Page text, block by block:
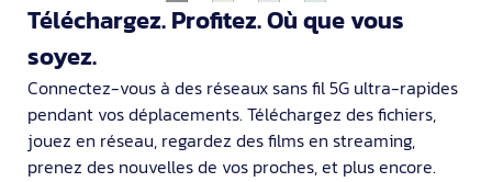
Téléchargez. Profitez. Où que vous
soyez.
Connectez-vous à des réseaux sans fil 5G ultra-rapides
pendant vos dépla­cements. Téléchargez des fichiers,
jouez en réseau, regardez des films en streaming,
prenez des nouvelles de vos proches, et plus encore.